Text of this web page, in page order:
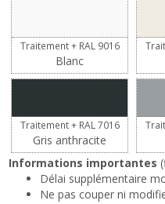
Traitement + RAL 9016
Blanc
Traitement + RAL 7016
Gris anthracite
Informations importantes
Délai supplémentaire
Ne pas couper ni